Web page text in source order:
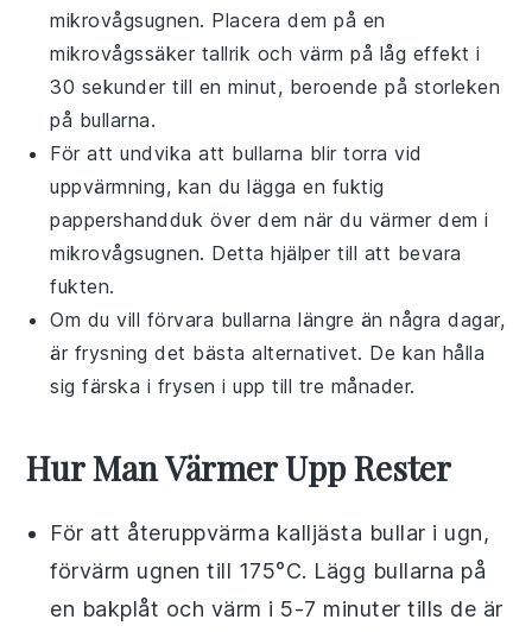
mikrovågsugnen. Placera dem på en
mikrovågssäker tallrik och värm på låg effekt i
30 sekunder till en minut, beroende på storleken
på bullarna.
För att undvika att bullarna blir torra vid
uppvärmning, kan du lägga en fuktig
pappershandduk över dem när du värmer dem i
mikrovågsugnen. Detta hjälper till att bevara
fukten.
Om du vill förvara bullarna längre än några dagar,
är frysning det bästa alternativet. De kan hålla
sig färska i frysen i upp till tre månader.
Hur Man Värmer Upp Rester
För att återuppvärma kalljästa bullar i ugn,
förvärm ugnen till 175°C. Lägg bullarna på
en bakplåt och värm i 5-7 minuter tills de är